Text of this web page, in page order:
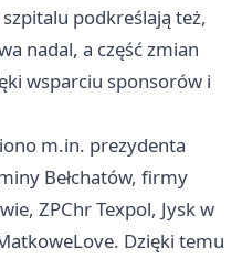
podkreślają też,
nadal, a część zmian
wsparciu sponsorów i
m.in. prezydenta
Bełchatów, firmy
ZPChr Texpol, Jysk w
Dzięki temu